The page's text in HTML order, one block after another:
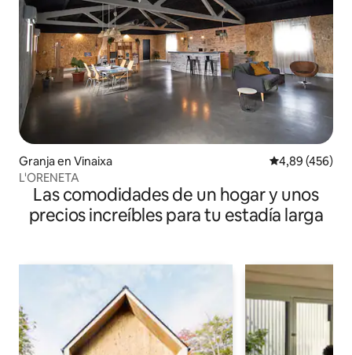
Granja en Vinaixa Calificación
4,89 (456)
L'ORENETA
Las comodidades de un hogar y unos
precios increíbles para tu estadía larga